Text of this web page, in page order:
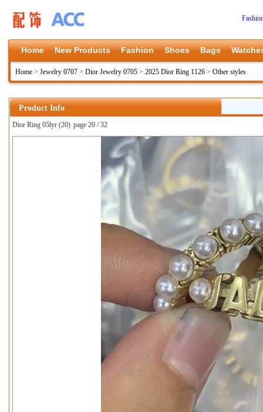
Home New Products Fashion Shoes Bags
Home > Jewelry 0707 > Dior Jewelry 0705 > 2025 Dior Ring 1126 > Other styles
Product Info
Dior Ring 05lyr (20) page 20 / 32
下一张